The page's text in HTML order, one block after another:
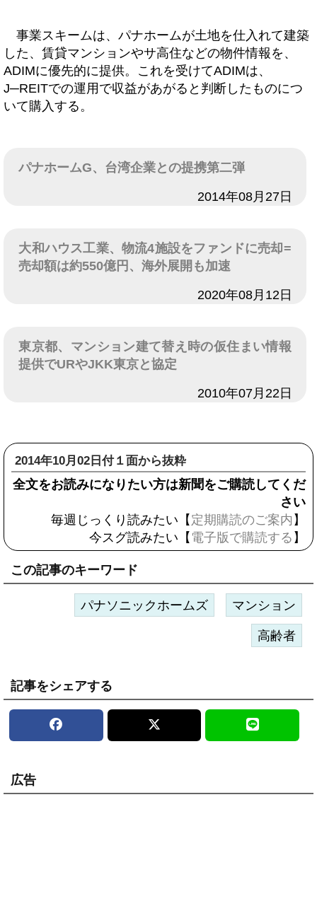
事業スキームは、パナホームが土地を仕入れて建築
した、賃貸マンションやサ高住などの物件情報を、
ADIMに優先的に提供。これを受けてADIMは、
J─REITでの運用で収益があがると判断したものにつ
いて購入する。
パナホームG、台湾企業との提携第二弾
2014年08月27日
大和ハウス工業、物流4施設をファンドに売却=
売却額は約550億円、海外展開も加速
2020年08月12日
東京都、マンション建て替え時の仮住まい情報
提供でURやJKK東京と協定
2010年07月22日
2014年10月02日付１面から抜粋
全文をお読みになりたい方は新聞をご購読してくだ
さい
毎週じっくり読みたい【 定期購読のご案内 】
今スグ読みたい【 電子版で購読する 】
この記事のキーワード
パナソニックホームズ マンション
高齢者
記事をシェアする
広告